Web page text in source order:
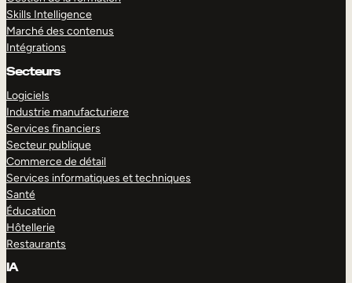
Skills Intelligence
Marché des contenus
Intégrations
Secteurs
Logiciels
Industrie manufacturiere
Services financiers
Secteur publique
Commerce de détail
Services informatiques et techniques
Santé
Éducation
Hôtellerie
Restaurants
IA